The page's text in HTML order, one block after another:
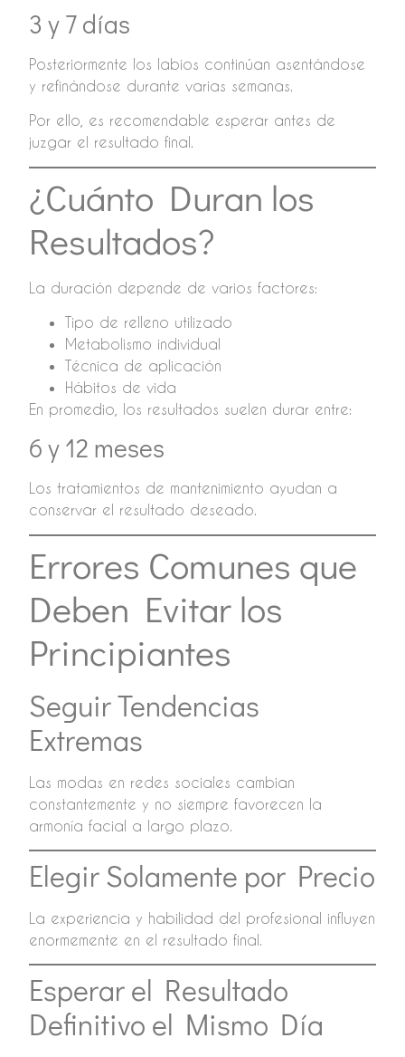
3 y 7 días
Posteriormente los labios continúan asentándose
y refinándose durante varias semanas.
Por ello, es recomendable esperar antes de
juzgar el resultado final.
¿Cuánto Duran los
Resultados?
La duración depende de varios factores:
Tipo de relleno utilizado
Metabolismo individual
Técnica de aplicación
Hábitos de vida
En promedio, los resultados suelen durar entre:
6 y 12 meses
Los tratamientos de mantenimiento ayudan a
conservar el resultado deseado.
Errores Comunes que
Deben Evitar los
Principiantes
Seguir Tendencias
Extremas
Las modas en redes sociales cambian
constantemente y no siempre favorecen la
armonía facial a largo plazo.
Elegir Solamente por Precio
La experiencia y habilidad del profesional influyen
enormemente en el resultado final.
Esperar el Resultado
Definitivo el Mismo Día